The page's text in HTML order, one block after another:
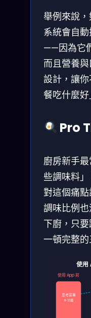
舉例來說
系統會自
——因為它
而且營養
設計，讓
餐吃什麼好
Pro
廚房新手
些調味料
對這個痛
調味比例
下廚，只
一頓完整的
使用
使用 App 前
思考菜單
15 分鐘